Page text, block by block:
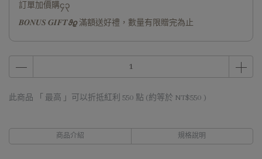
訂單加價購၄၃
𝑩𝑶𝑵𝑼𝑺 𝑮𝑰𝑭𝑻𝟅𝟈 滿額送好禮，數量有限贈完為止
此商品 「 最高 」可以折抵紅利 550 點 (約等於 NT$550 )
商品介紹 規格說明